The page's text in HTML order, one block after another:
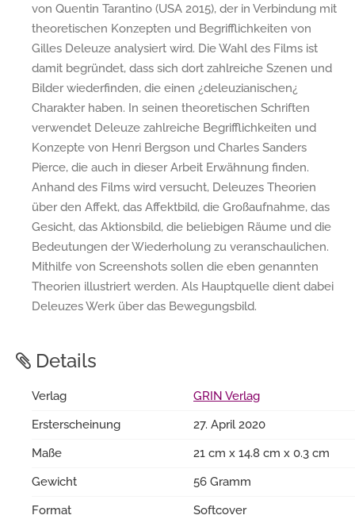
von Quentin Tarantino (USA 2015), der in Verbindung mit
theoretischen Konzepten und Begrifflichkeiten von
Gilles Deleuze analysiert wird. Die Wahl des Films ist
damit begründet, dass sich dort zahlreiche Szenen und
Bilder wiederfinden, die einen ¿deleuzianischen¿
Charakter haben. In seinen theoretischen Schriften
verwendet Deleuze zahlreiche Begrifflichkeiten und
Konzepte von Henri Bergson und Charles Sanders
Pierce, die auch in dieser Arbeit Erwähnung finden.
Anhand des Films wird versucht, Deleuzes Theorien
über den Affekt, das Affektbild, die Großaufnahme, das
Gesicht, das Aktionsbild, die beliebigen Räume und die
Bedeutungen der Wiederholung zu veranschaulichen.
Mithilfe von Screenshots sollen die eben genannten
Theorien illustriert werden. Als Hauptquelle dient dabei
Deleuzes Werk über das Bewegungsbild.
Details
Verlag
GRIN Verlag
Ersterscheinung
27. April 2020
Maße
21 cm x 14.8 cm x 0.3 cm
Gewicht
56 Gramm
Format
Softcover